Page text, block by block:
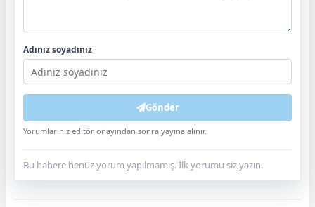
Adınız soyadınız
Gönder
Yorumlarınız editör onayından sonra yayına alınır.
Bu habere henüz yorum yapılmamış. İlk yorumu siz yazın.